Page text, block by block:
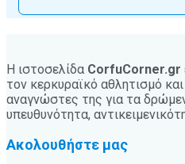
Η ιστοσελίδα CorfuCorner.gr
τον κερκυραϊκό αθλητισμό
αναγνώστες της για τα
υπευθυνότητα,
Ακολουθήστε μας